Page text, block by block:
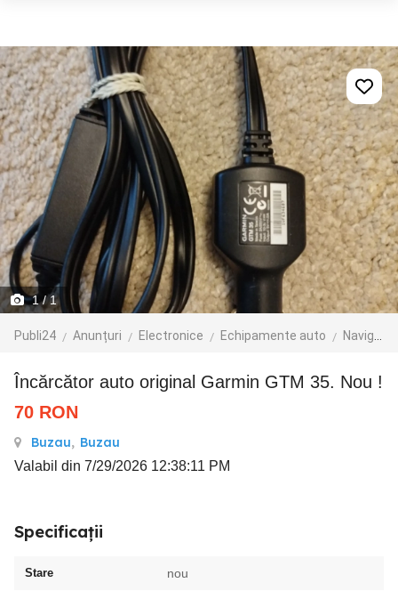
1 / 1
Publi24 Anunțuri Electronice Echipamente auto Navigatie GPS
Încărcător auto original Garmin GTM 35. Nou !
70 RON
Buzau, Buzau
Valabil din 7/29/2026 12:38:11 PM
Specificații
Stare nou